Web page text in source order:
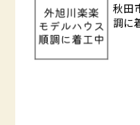
秋田
調に